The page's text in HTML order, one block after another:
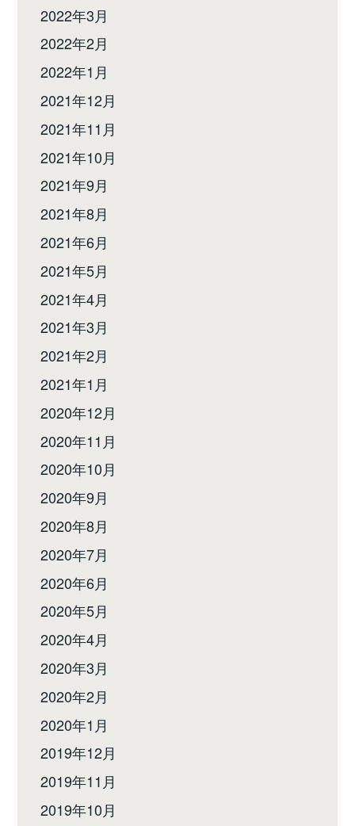
2022年3月
2022年2月
2022年1月
2021年12月
2021年11月
2021年10月
2021年9月
2021年8月
2021年6月
2021年5月
2021年4月
2021年3月
2021年2月
2021年1月
2020年12月
2020年11月
2020年10月
2020年9月
2020年8月
2020年7月
2020年6月
2020年5月
2020年4月
2020年3月
2020年2月
2020年1月
2019年12月
2019年11月
2019年10月